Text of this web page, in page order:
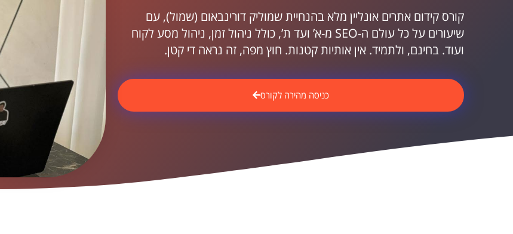
קורס קידום אתרים אונליין מלא בהנחיית שמוליק דורינבאום (שמול), עם
שיעורים על כל עולם ה-SEO מ-א’ ועד ת’, כולל ניהול זמן, ניהול מסע לקוח
ועוד. בחינם, ולתמיד. אין אותיות קטנות. חוץ מפה, זה נראה די קטן.
כניסה מהירה לקורס